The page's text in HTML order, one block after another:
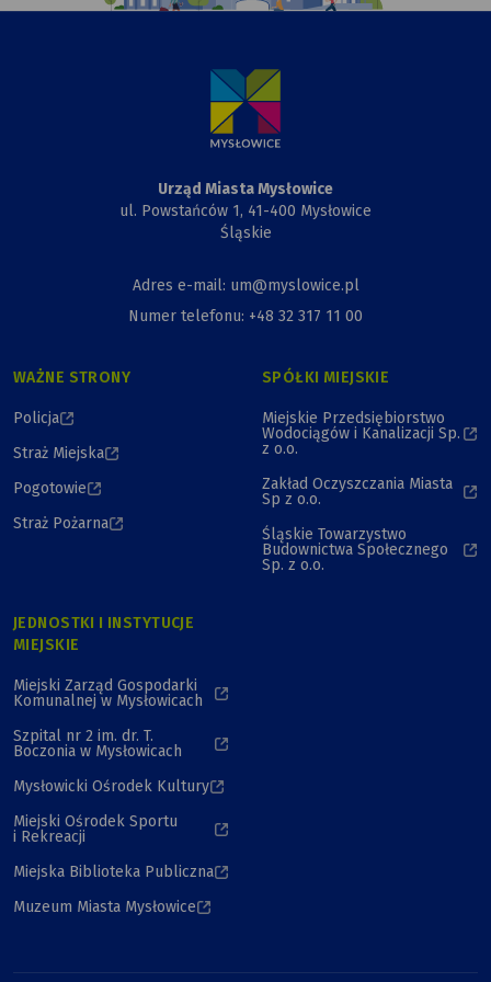
rysunek
Urząd Miasta Mysłowice
ul. Powstańców 1, 41-400 Mysłowice
Śląskie
Adres e-mail: um@myslowice.pl
Numer telefonu: +48 32 317 11 00
WAŻNE STRONY
Policja
Straż Miejska
Pogotowie
Straż Pożarna
SPÓŁKI MIEJSKIE
Miejskie Przedsiębiorstwo
Wodociągów i Kanalizacji Sp.
z o.o.
Zakład Oczyszczania Miasta
Sp z o.o.
Śląskie Towarzystwo
Budownictwa Społecznego
Sp. z o.o.
JEDNOSTKI I INSTYTUCJE
MIEJSKIE
Miejski Zarząd Gospodarki
Komunalnej w Mysłowicach
Szpital nr 2 im. dr. T.
Boczonia w Mysłowicach
Mysłowicki Ośrodek Kultury
Miejski Ośrodek Sportu
i Rekreacji
Miejska Biblioteka Publiczna
Muzeum Miasta Mysłowice